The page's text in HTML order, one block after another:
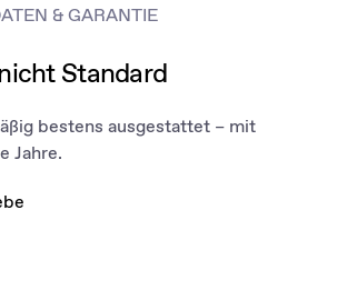
& GARANTIE
Standard
bestens ausgestattet – mit
Jahre.